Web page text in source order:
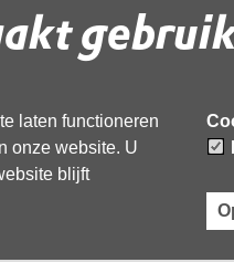
laten functioneren
onze website. U
blijft
te downloaden.